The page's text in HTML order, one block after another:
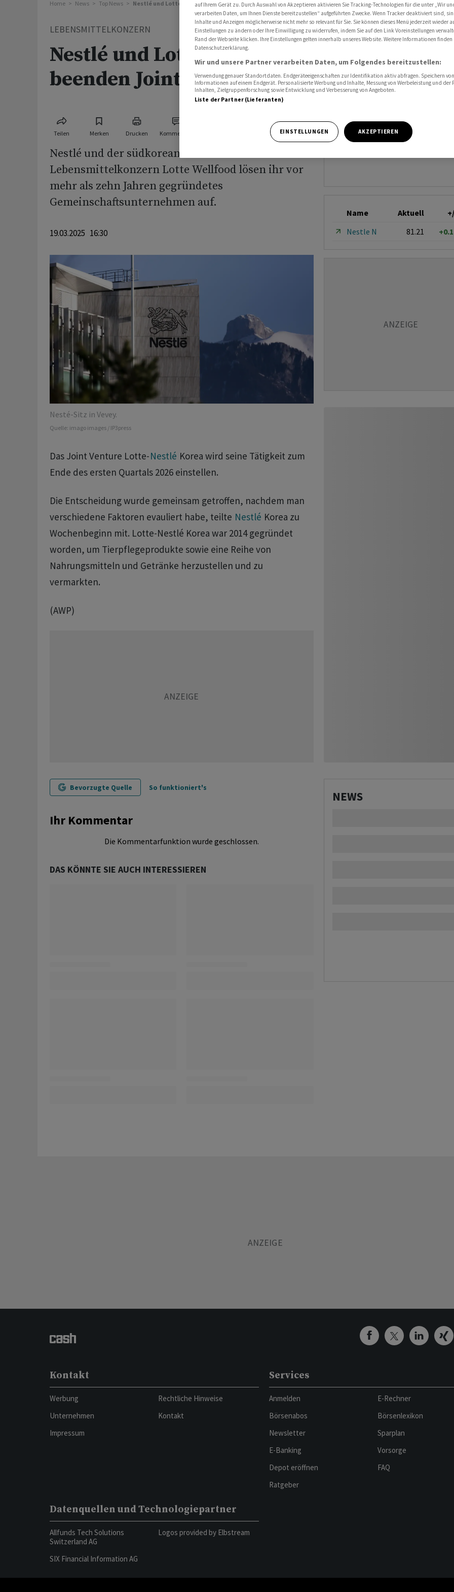
Home News Top News Nestlé und Lotte Wellfood beenden Joint Venture
LEBENSMITTELKONZERN
Nestlé und Lotte Wellfood
beenden Joint Venture
Teilen Merken Drucken Kommentare
Nestlé und der südkoreanische
Lebensmittelkonzern Lotte Wellfood lösen ihr vor
mehr als zehn Jahren gegründetes
Gemeinschaftsunternehmen auf.
19.03.2025 16:30
Nesté-Sitz in Vevey.
Quelle: imago images / IP3press
Das Joint Venture Lotte-Nestlé Korea wird seine Tätigkeit zum
Ende des ersten Quartals 2026 einstellen.
Die Entscheidung wurde gemeinsam getroffen, nachdem man
verschiedene Faktoren evauliert habe, teilte Nestlé Korea zu
Wochenbeginn mit. Lotte-Nestlé Korea war 2014 gegründet
worden, um Tierpflegeprodukte sowie eine Reihe von
Nahrungsmitteln und Getränke herzustellen und zu
vermarkten.
(AWP)
Bevorzugte Quelle So funktioniert's
Ihr Kommentar
Die Kommentarfunktion wurde geschlossen.
DAS KÖNNTE SIE AUCH INTERESSIEREN
NESTLÉ
Name Aktuell
Nestle N
81.21
NEWS
Kontakt
Werbung
Unternehmen
Impressum
Rechtliche Hinweise
Kontakt
Services
Anmelden
Börsenabos
Newsletter
E-Banking
Depot eröffnen
Ratgeber
E-Rechner
Börsenlexikon
Sparplan
Vorsorge
FAQ
Datenquellen und Technologiepartner
Allfunds Tech Solutions
Switzerland AG
SIX Financial Information AG
Logos provided by Elbstream
auf Ihrem Gerät zu. Durch Auswahl von Akzeptieren aktivieren Sie Tracking-Technologien für die unter „Wir
verarbeiten Daten, um Ihnen Dienste bereitzustellen“ aufgeführten Zwecke. Wenn Tracker deaktiviert sind,
Inhalte und Anzeigen möglicherweise nicht mehr so relevant für Sie. Sie können dieses Menü jederzeit wieder
Einstellungen zu ändern oder Ihre Einwilligung zu widerrufen, indem Sie auf den Link Voreinstellungen
Rand der Webseite klicken. Ihre Einstellungen gelten innerhalb unseres Website. Weitere Informationen finden
Datenschutzerklärung.
Wir und unsere Partner verarbeiten Daten, um Folgendes bereitzustellen:
Verwendung genauer Standortdaten. Endgeräteeigenschaften zur Identifikation aktiv abfragen. Speichern
Informationen auf einem Endgerät. Personalisierte Werbung und Inhalte, Messung von Werbeleistung und der
Inhalten, Zielgruppenforschung sowie Entwicklung und Verbesserung von Angeboten.
Liste der Partner (Lieferanten)
EINSTELLUNGEN AKZEPTIEREN